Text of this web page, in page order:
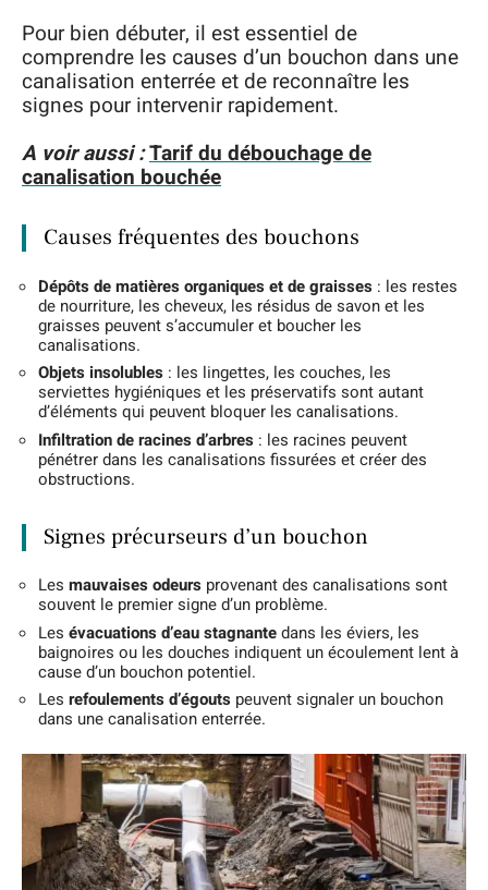
Pour bien débuter, il est essentiel de
comprendre les causes d’un bouchon dans une
canalisation enterrée et de reconnaître les
signes pour intervenir rapidement.
A voir aussi :Tarif du débouchage de
canalisation bouchée
Causes fréquentes des bouchons
Dépôts de matières organiques et de graisses : les restes
de nourriture, les cheveux, les résidus de savon et les
graisses peuvent s’accumuler et boucher les
canalisations.
Objets insolubles : les lingettes, les couches, les
serviettes hygiéniques et les préservatifs sont autant
d’éléments qui peuvent bloquer les canalisations.
Infiltration de racines d’arbres : les racines peuvent
pénétrer dans les canalisations fissurées et créer des
obstructions.
Signes précurseurs d’un bouchon
Les mauvaises odeurs provenant des canalisations sont
souvent le premier signe d’un problème.
Les évacuations d’eau stagnantedans les éviers, les
baignoires ou les douches indiquent un écoulement lent à
cause d’un bouchon potentiel.
Les refoulements d’égouts peuvent signaler un bouchon
dans une canalisation enterrée.